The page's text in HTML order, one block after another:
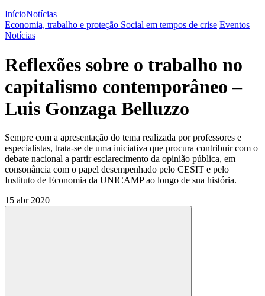
InícioNotícias
Economia, trabalho e proteção Social em tempos de crise Eventos
Notícias
Reflexões sobre o trabalho no
capitalismo contemporâneo –
Luis Gonzaga Belluzzo
Sempre com a apresentação do tema realizada por professores e
especialistas, trata-se de uma iniciativa que procura contribuir com o
debate nacional a partir esclarecimento da opinião pública, em
consonância com o papel desempenhado pelo CESIT e pelo
Instituto de Economia da UNICAMP ao longo de sua história.
15 abr 2020